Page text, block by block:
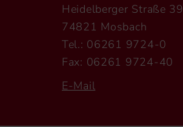
Heidelberger Straße 39
74821 Mosbach
Tel.: 06261 9724-0
Fax: 06261 9724-40
E-Mail